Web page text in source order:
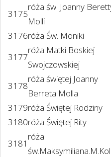
3175
róża św. Joanny
Molli
3176róża Św. Moniki
3177
róża Matki Boskiej
Swojczowskiej
3178
róża świętej Joanny
Berreta Molla
3179róża Świętej Rodziny
3180róża Świętej Rity
3181
róża